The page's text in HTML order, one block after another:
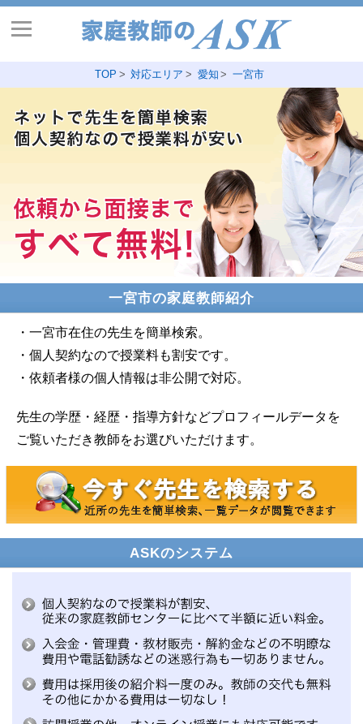
TOP 対応エリア 愛知 一宮市
一宮市の家庭教師紹介
・一宮市在住の先生を簡単検索。
・個人契約なので授業料も割安です。
・依頼者様の個人情報は非公開で対応。
先生の学歴・経歴・指導方針などプロフィールデータを
ご覧いただき教師をお選びいただけます。
ASKのシステム